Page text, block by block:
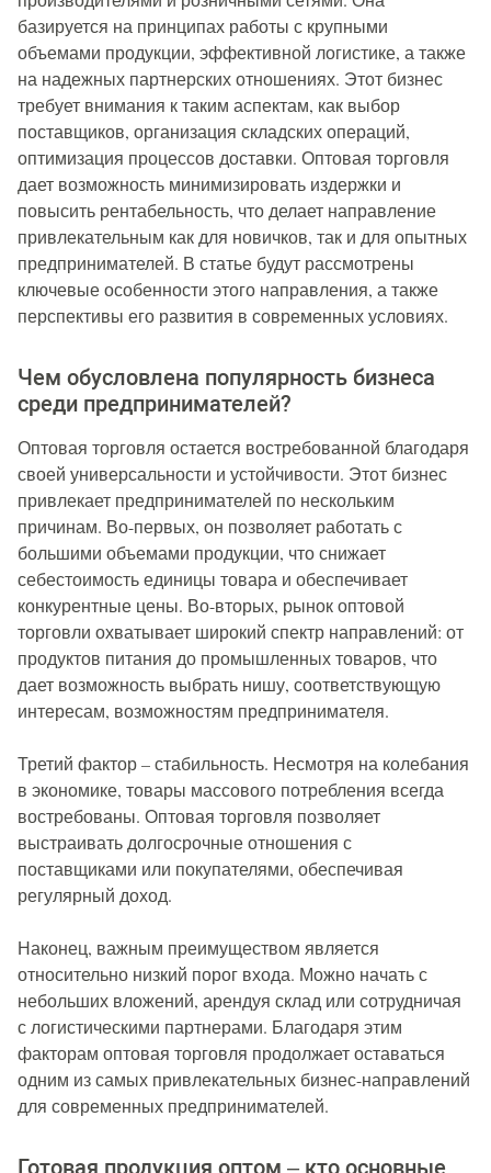
базируется на принципах работы с крупными
объемами продукции, эффективной логистике, а также
на надежных партнерских отношениях. Этот бизнес
требует внимания к таким аспектам, как выбор
поставщиков, организация складских операций,
оптимизация процессов доставки. Оптовая торговля
дает возможность минимизировать издержки и
повысить рентабельность, что делает направление
привлекательным как для новичков, так и для опытных
предпринимателей. В статье будут рассмотрены
ключевые особенности этого направления, а также
перспективы его развития в современных условиях.
Чем обусловлена популярность бизнеса
среди предпринимателей?
Оптовая торговля остается востребованной благодаря
своей универсальности и устойчивости. Этот бизнес
привлекает предпринимателей по нескольким
причинам. Во-первых, он позволяет работать с
большими объемами продукции, что снижает
себестоимость единицы товара и обеспечивает
конкурентные цены. Во-вторых, рынок оптовой
торговли охватывает широкий спектр направлений: от
продуктов питания до промышленных товаров, что
дает возможность выбрать нишу, соответствующую
интересам, возможностям предпринимателя.
Третий фактор – стабильность. Несмотря на колебания
в экономике, товары массового потребления всегда
востребованы. Оптовая торговля позволяет
выстраивать долгосрочные отношения с
поставщиками или покупателями, обеспечивая
регулярный доход.
Наконец, важным преимуществом является
относительно низкий порог входа. Можно начать с
небольших вложений, арендуя склад или сотрудничая
с логистическими партнерами. Благодаря этим
факторам оптовая торговля продолжает оставаться
одним из самых привлекательных бизнес-направлений
для современных предпринимателей.
Готовая продукция оптом – кто основные